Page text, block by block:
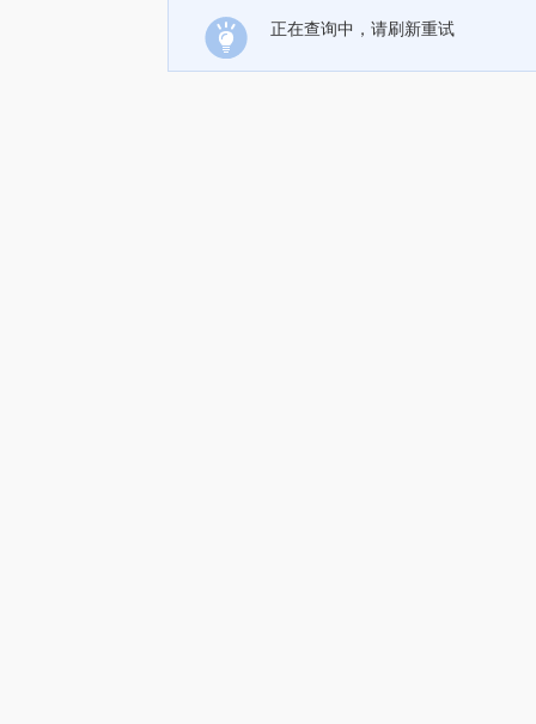
正在查询中，请刷新重试